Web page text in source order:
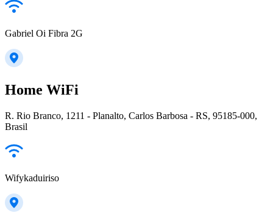
Gabriel Oi Fibra 2G
Home WiFi
R. Rio Branco, 1211 - Planalto, Carlos Barbosa - RS, 95185-000,
Brasil
Wifykaduiriso